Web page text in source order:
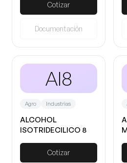
Cotizar
Documentación
AI8
Agro Industrias
ALCOHOL
ISOTRIDECILICO 8
Cotizar